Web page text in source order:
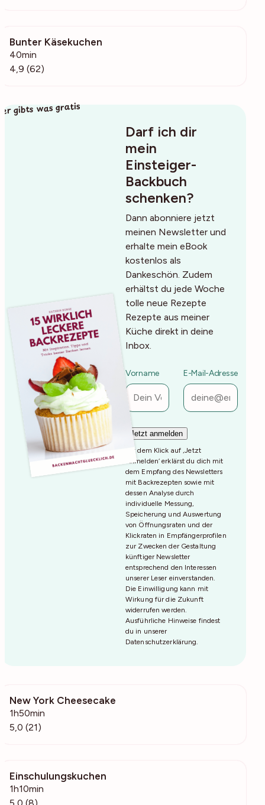
Bunter Käsekuchen
40min
4,9 (62)
Darf ich dir
mein
Einsteiger-
Backbuch
schenken?
Dann abonniere jetzt
meinen Newsletter und
erhalte mein eBook
kostenlos als
Dankeschön. Zudem
erhältst du jede Woche
tolle neue Rezepte
Rezepte aus meiner
Küche direkt in deine
Inbox.
Vorname E-Mail-Adresse
Mit dem Klick auf ‚Jetzt
Anmelden‘ erklärst du dich mit
dem Empfang des Newsletters
mit Backrezepten sowie mit
dessen Analyse durch
individuelle Messung,
Speicherung und Auswertung
von Öffnungsraten und der
Klickraten in Empfängerprofilen
zur Zwecken der Gestaltung
künftiger Newsletter
entsprechend den Interessen
unserer Leser einverstanden.
Die Einwilligung kann mit
Wirkung für die Zukunft
widerrufen werden.
Ausführliche Hinweise findest
du in unserer
Datenschutzerklärung.
gibts was gratis
New York Cheesecake
1h50min
5,0 (21)
Einschulungskuchen
1h10min